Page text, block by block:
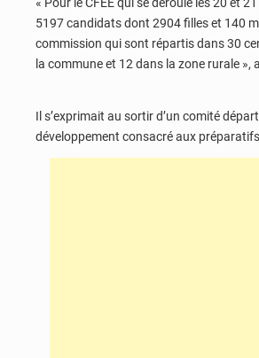
« Pour le CFEE qui se déroule les 20 et
5197 candidats dont 2904 filles et 140
commission qui sont répartis dans 30
la commune et 12 dans la zone rurale »,
Il s’exprimait au sortir d’un comité
développement consacré aux